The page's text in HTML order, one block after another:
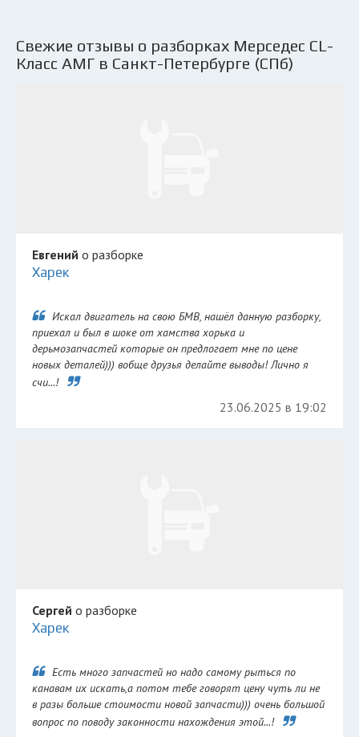
Свежие отзывы о разборках Мерседес CL-
Класс АМГ в Санкт-Петербурге (СПб)
Евгений о разборке
Харек
Искал двигатель на свою БМВ, нашёл данную разборку,
приехал и был в шоке от хамства хорька и
дерьмозапчастей которые он предлогает мне по цене
новых деталей))) вобще друзья делайте выводы! Лично я
счи...!
23.06.2025 в 19:02
Сергей о разборке
Харек
Есть много запчастей но надо самому рыться по
канавам их искать,а потом тебе говорят цену чуть ли не
в разы больше стоимости новой запчасти))) очень большой
вопрос по поводу законности нахождения этой...!